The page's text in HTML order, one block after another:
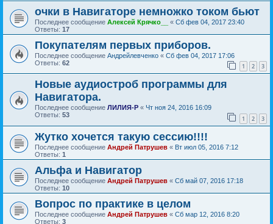
очки в Навигаторе немножко током бьют
Последнее сообщение Алексей Крячко__ « Сб фев 04, 2017 23:40
Ответы: 17
Покупателям первых приборов.
Последнее сообщение Андрейлевченко « Сб фев 04, 2017 17:06
Ответы: 62 1 2 3
Новые аудиостроб программы для
Навигатора.
Последнее сообщение ЛИЛИЯ-Р « Чт ноя 24, 2016 16:09
Ответы: 53 1 2 3
Жутко хочется такую сессию!!!!
Последнее сообщение Андрей Патрушев « Вт июл 05, 2016 7:12
Ответы: 1
Альфа и Навигатор
Последнее сообщение Андрей Патрушев « Сб май 07, 2016 17:18
Ответы: 10
Вопрос по практике в целом
Последнее сообщение Андрей Патрушев « Сб мар 12, 2016 8:20
Ответы: 3